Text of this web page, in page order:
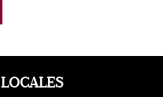
LOCALES